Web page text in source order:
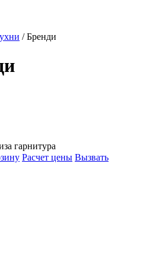
/ Бренди
гарнитура
Расчет цены Вызвать